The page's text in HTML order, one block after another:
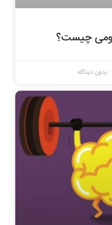
چیست؟
بدون دیدگاه